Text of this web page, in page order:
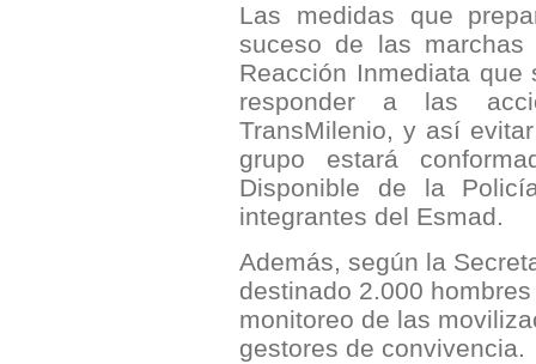
Las medidas que
suceso de las
Reacción Inmediata
responder a las
TransMilenio, y así
grupo estará
Disponible de la
integrantes del Esmad.
Además, según la
destinado 2.000
monitoreo de las
gestores de convivencia.